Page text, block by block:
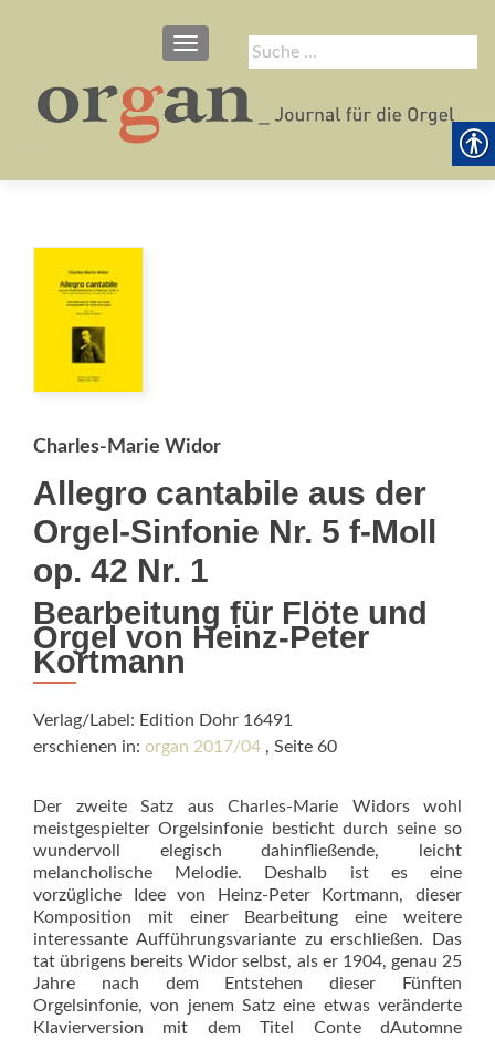
Suche
nach:
SCHALTE NAVIGATION
Charles-Marie Widor
Allegro cantabile aus der
Orgel-Sinfonie Nr. 5 f-Moll
op. 42 Nr. 1
Bearbeitung für Flöte und
Orgel von Heinz-Peter
Kortmann
Verlag/Label: Edition Dohr 16491
erschienen in: organ 2017/04 , Seite 60
Der zweite Satz aus Charles-Marie Widors wohl
meistgespielter Orgelsinfonie besticht durch seine so
wundervoll elegisch dahinfließende, leicht
melancholische Melodie. Deshalb ist es eine
vorzügliche Idee von Heinz-Peter Kortmann, dieser
Komposition mit einer Bearbeitung eine weitere
interessante Aufführungsvariante zu erschließen. Das
tat übrigens bereits Widor selbst, als er 1904, genau 25
Jahre nach dem Entstehen dieser Fünften
Orgelsinfonie, von jenem Satz eine etwas veränderte
Klavierversion mit dem Titel Conte dAutomne